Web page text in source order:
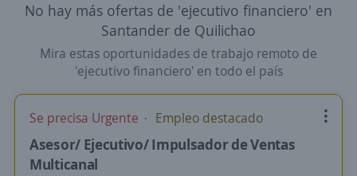
No hay más ofertas de 'ejecutivo financiero' en
Santander de Quilichao
Mira estas oportunidades de trabajo remoto de
'ejecutivo financiero' en todo el país
Se precisa Urgente Empleo destacado
Asesor/ Ejecutivo/ Impulsador de Ventas
Multicanal